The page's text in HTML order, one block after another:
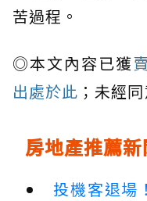
苦過程。
◎本文內容已獲
出處於此 ；未經
房地產推薦新
投機客退場